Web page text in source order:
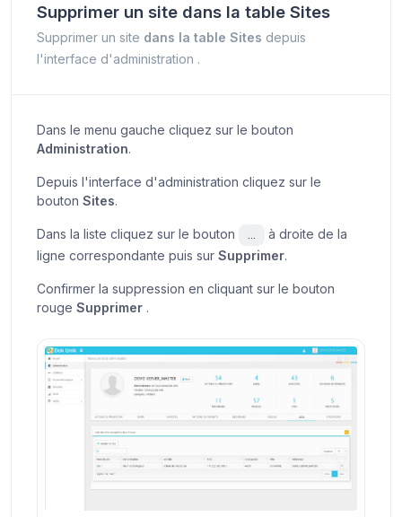
Supprimer un site dans la table Sites
Supprimer un site dans la table Sites depuis
l'interface d'administration .
Dans le menu gauche cliquez sur le bouton
Administration.
Depuis l'interface d'administration cliquez sur le
bouton Sites.
Dans la liste cliquez sur le bouton ...
à droite de la
ligne correspondante puis sur Supprimer.
Confirmer la suppression en cliquant sur le bouton
rouge Supprimer .